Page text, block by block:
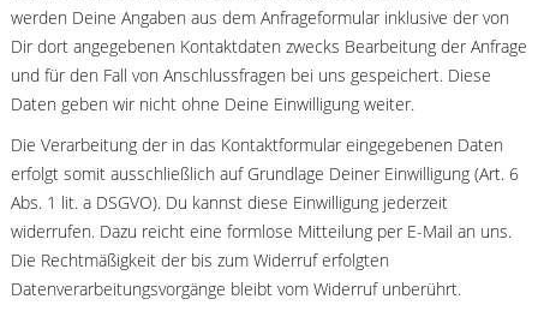
werden Deine Angaben aus dem Anfrageformular inklusive der von
Dir dort angegebenen Kontaktdaten zwecks Bearbeitung der Anfrage
und für den Fall von Anschlussfragen bei uns gespeichert. Diese
Daten geben wir nicht ohne Deine Einwilligung weiter.
Die Verarbeitung der in das Kontaktformular eingegebenen Daten
erfolgt somit ausschließlich auf Grundlage Deiner Einwilligung (Art. 6
Abs. 1 lit. a DSGVO). Du kannst diese Einwilligung jederzeit
widerrufen. Dazu reicht eine formlose Mitteilung per E-Mail an uns.
Die Rechtmäßigkeit der bis zum Widerruf erfolgten
Datenverarbeitungsvorgänge bleibt vom Widerruf unberührt.